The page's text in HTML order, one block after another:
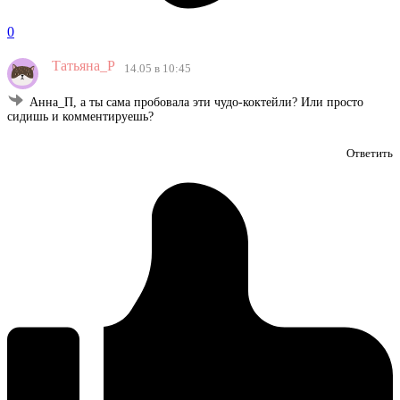
0
Татьяна_Р 14.05 в 10:45
Анна_П, а ты сама пробовала эти чудо-коктейли? Или просто
сидишь и комментируешь?
Ответить